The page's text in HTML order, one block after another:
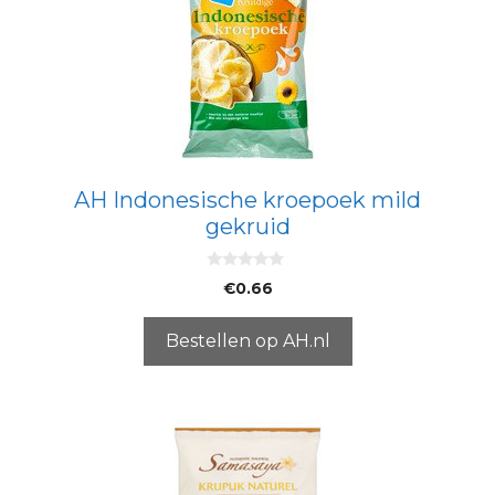
AH Indonesische kroepoek mild
gekruid
5
€0.66
Bestellen op AH.nl